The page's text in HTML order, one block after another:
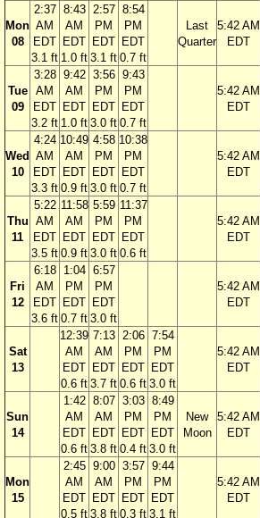
Mon
08
2:37
AM
EDT
3.1 ft
8:43
AM
EDT
1.0 ft
2:57
PM
EDT
3.1 ft
8:54
PM
EDT
0.7 ft
Last
Quarter
5:42 AM
EDT
Tue
09
3:28
AM
EDT
3.2 ft
9:42
AM
EDT
1.0 ft
3:56
PM
EDT
3.0 ft
9:43
PM
EDT
0.7 ft
5:42 AM
EDT
Wed
10
4:24
AM
EDT
3.3 ft
10:49
AM
EDT
0.9 ft
4:58
PM
EDT
3.0 ft
10:38
PM
EDT
0.7 ft
5:42 AM
EDT
Thu
11
5:22
AM
EDT
3.5 ft
11:58
AM
EDT
0.9 ft
5:59
PM
EDT
3.0 ft
11:37
PM
EDT
0.6 ft
5:42 AM
EDT
Fri
12
6:18
AM
EDT
3.6 ft
1:04
PM
EDT
0.7 ft
6:57
PM
EDT
3.0 ft
5:42 AM
EDT
Sat
13
12:39
AM
EDT
0.6 ft
7:13
AM
EDT
3.7 ft
2:06
PM
EDT
0.6 ft
7:54
PM
EDT
3.0 ft
5:42 AM
EDT
Sun
14
1:42
AM
EDT
0.6 ft
8:07
AM
EDT
3.8 ft
3:03
PM
EDT
0.4 ft
8:49
PM
EDT
3.0 ft
New
Moon
5:42 AM
EDT
Mon
15
2:45
AM
EDT
0.5 ft
9:00
AM
EDT
3.8 ft
3:57
PM
EDT
0.3 ft
9:44
PM
EDT
3.1 ft
5:42 AM
EDT